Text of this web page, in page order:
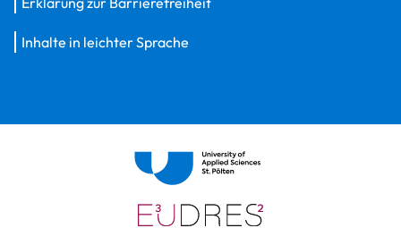
Inhalte in leichter Sprache